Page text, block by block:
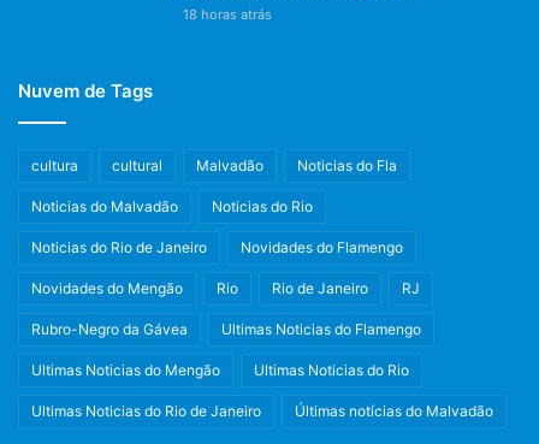
18 horas atrás
Nuvem de Tags
cultura cultural Malvadão Noticias do Fla
Noticias do Malvadão Noticias do Rio
Noticias do Rio de Janeiro Novidades do Flamengo
Novidades do Mengão Rio Rio de Janeiro RJ
Rubro-Negro da Gávea Ultimas Noticias do Flamengo
Ultimas Noticias do Mengão Ultimas Noticias do Rio
Ultimas Noticias do Rio de Janeiro Últimas notícias do Malvadão